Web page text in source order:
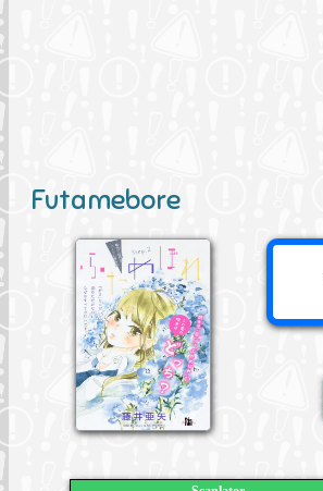
Futamebore